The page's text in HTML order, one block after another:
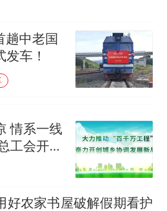
中老国
车！
情系一线
工会开展
慰问活动
好农家书屋破解假期看护